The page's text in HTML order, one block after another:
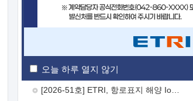
오늘 하루 열지 않기
[2026-52호] ETRI, ITU-T 자율주행차 국제표준화 주도한다